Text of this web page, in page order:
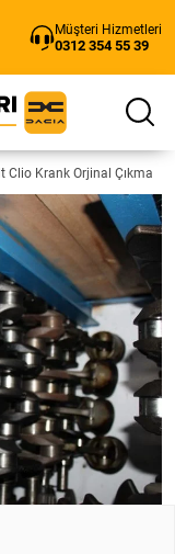
Müşteri Hizmetleri
0312 354 55 39
Clio Krank Orjinal Çıkma